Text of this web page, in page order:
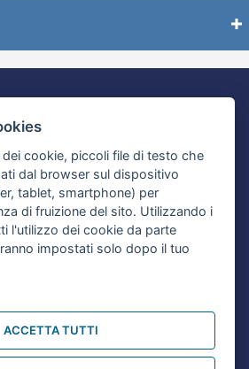
Bologna
delle differenze e Contrasto alla
cookie, piccoli file di testo che
dal browser sul dispositivo
tablet, smartphone) per
di fruizione del sito. Utilizzando i
l'utilizzo dei cookie da parte
impostati solo dopo il tuo
ACCETTA TUTTI